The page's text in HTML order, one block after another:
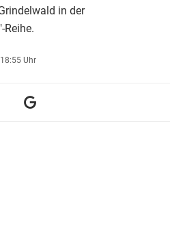
in der
Reihe.
Uhr